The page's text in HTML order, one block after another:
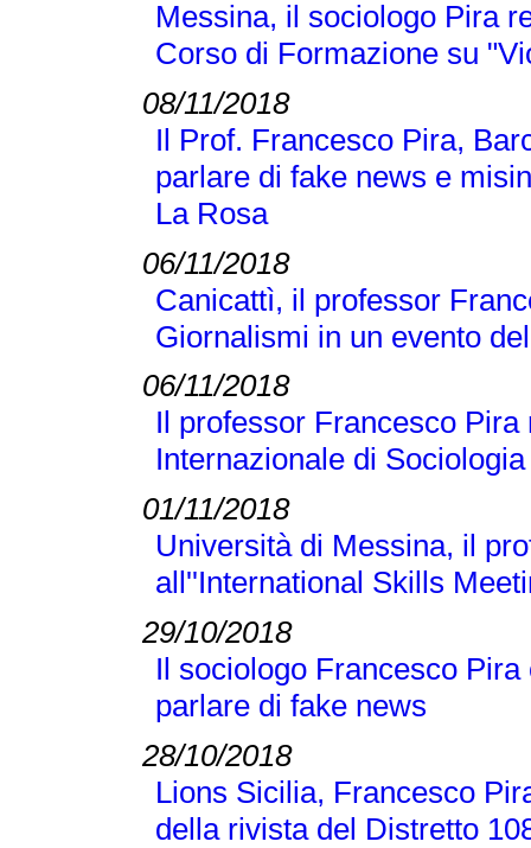
Messina, il sociologo Pira
Corso di Formazione su
08/11/2018
Il Prof. Francesco Pira,
parlare di fake news e
La Rosa
06/11/2018
Canicattì, il professor
Giornalismi in un evento
06/11/2018
Il professor Francesco
Internazionale di
01/11/2018
Università di Messina, il
all''International Skills
29/10/2018
Il sociologo Francesco
parlare di fake news
28/10/2018
Lions Sicilia, Francesco
della rivista del Distretto